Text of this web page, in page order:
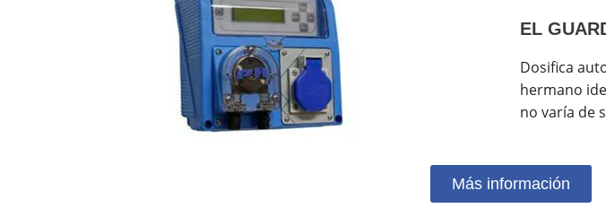
EL
Dosifica
hermano
no varía de
Más información